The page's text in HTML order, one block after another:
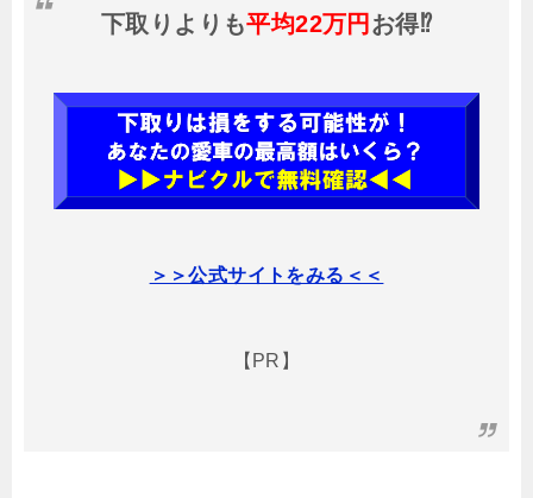
下取りよりも平均22万円 お得⁉
＞＞公式サイトをみる＜＜
【PR】